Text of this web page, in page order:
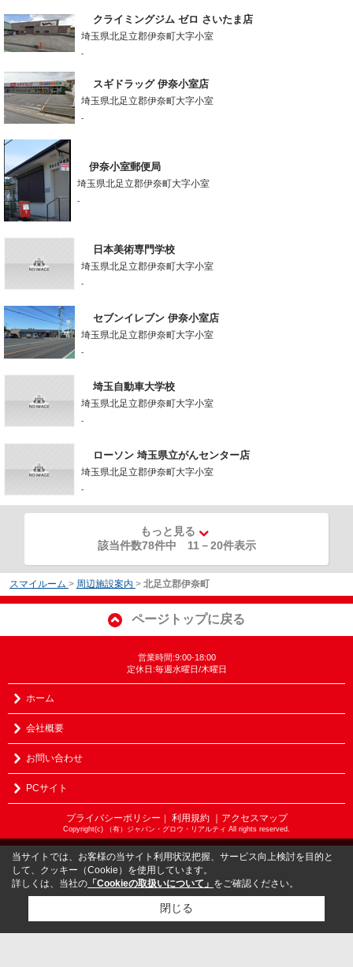
クライミングジム ゼロ さいたま店
埼玉県北足立郡伊奈町大字小室
-
スギドラッグ 伊奈小室店
埼玉県北足立郡伊奈町大字小室
-
伊奈小室郵便局
埼玉県北足立郡伊奈町大字小室
-
日本美術専門学校
埼玉県北足立郡伊奈町大字小室
-
セブンイレブン 伊奈小室店
埼玉県北足立郡伊奈町大字小室
-
埼玉自動車大学校
埼玉県北足立郡伊奈町大字小室
-
ローソン 埼玉県立がんセンター店
埼玉県北足立郡伊奈町大字小室
-
もっと見る
該当件数78件中 11 －20件表示
スマイルーム > 周辺施設案内 > 北足立郡伊奈町
ページトップに戻る
営業時間:9:00-18:00
定休日:毎週水曜日/木曜日
ホーム
会社概要
お問い合わせ
PCサイト
プライバシーポリシー ｜ 利用規約 ｜アクセスマップ
Copyright(c) （有）ジャパン・グロウ・リアルティ All rights reserved.
当サイトでは、お客様の当サイト利用状況把握、サービス向上検討を目的と
して、クッキー（Cookie）を使用しています。
詳しくは、当社の 「Cookieの取扱いについて」 をご確認ください。
閉じる